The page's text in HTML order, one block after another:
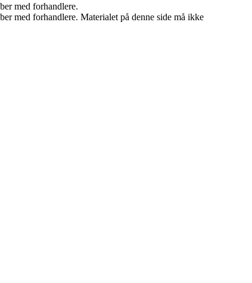
med forhandlere.
med forhandlere. Materialet på denne side må ikke